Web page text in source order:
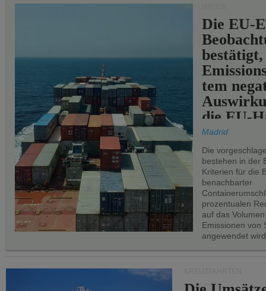
Die EU-
bestätigt,
tem
die EU-
Madrid
Die
bestehen in der
Kriterien für die
benachbarter
prozentualen
auf das
Emissionen von
angewendet